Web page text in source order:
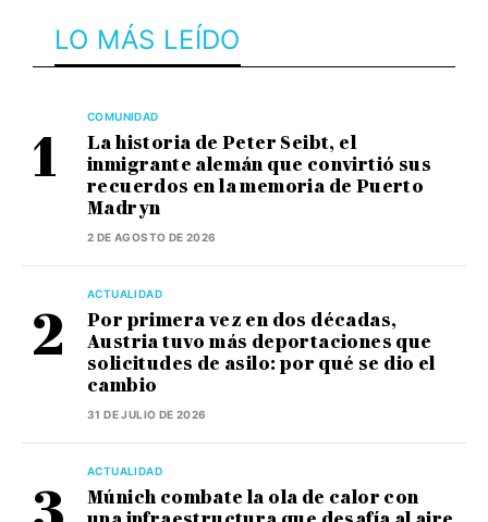
LO MÁS LEÍDO
COMUNIDAD
La historia de Peter Seibt, el
inmigrante alemán que convirtió sus
recuerdos en la memoria de Puerto
Madryn
2 DE AGOSTO DE 2026
ACTUALIDAD
Por primera vez en dos décadas,
Austria tuvo más deportaciones que
solicitudes de asilo: por qué se dio el
cambio
31 DE JULIO DE 2026
ACTUALIDAD
Múnich combate la ola de calor con